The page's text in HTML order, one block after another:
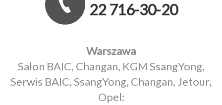
22 716-30-20
Warszawa
Salon BAIC, Changan, KGM SsangYong,
Serwis BAIC, SsangYong, Changan, Jetour,
Opel: